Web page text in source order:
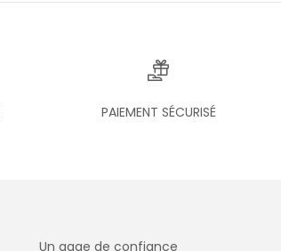
PAIEMENT SÉCURISÉ
Un gage de confiance